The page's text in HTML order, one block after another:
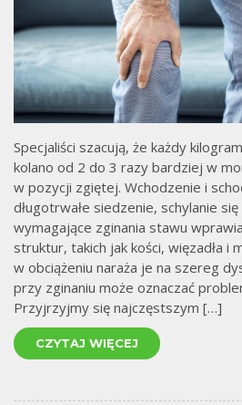
Specjaliści szacują, że każdy
kolano od 2 do 3 razy bardziej w
w pozycji zgiętej. Wchodzenie i
długotrwałe siedzenie, schylanie
wymagające zginania stawu
struktur, takich jak kości, więzadła i
w obciążeniu naraża je na szereg
przy zginaniu może oznaczać
Przyjrzyjmy się najczęstszym […]
CZYTAJ WIĘCEJ